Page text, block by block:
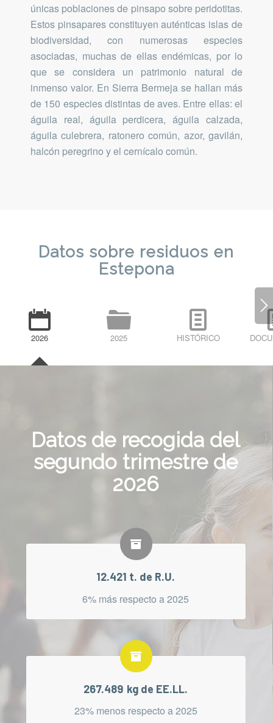
únicas poblaciones de pinsapo sobre peridotitas.
Estos pinsapares constituyen auténticas islas de
biodiversidad, con numerosas especies
asociadas, muchas de ellas endémicas, por lo
que se considera un patrimonio natural de
inmenso valor. En Sierra Bermeja se hallan más
de 150 especies distintas de aves. Entre ellas: el
águila real, águila perdicera, águila calzada,
águila culebrera, ratonero común, azor, gavilán,
halcón peregrino y el cernícalo común.
Datos sobre residuos en
Estepona
2026 2025 HISTÓRICO
Datos de recogida del
segundo trimestre de
2026
12.421 t. de R.U.
6% más respecto a 2025
267.489 kg de EE.LL.
23% menos respecto a 2025